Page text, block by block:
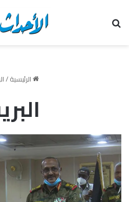
الرئيسية/